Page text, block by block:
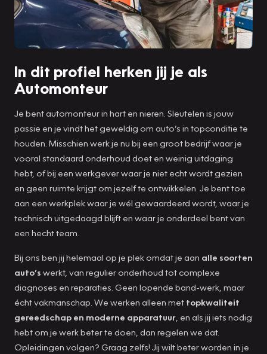
In dit profiel herken jij je als
Automonteur
Je bent automonteur in hart en nieren. Sleutelen is jouw
passie en je vindt het geweldig om auto’s in topconditie te
houden. Misschien werk je nu bij een groot bedrijf waar je
vooral standaard onderhoud doet en weinig uitdaging
hebt, of bij een werkgever waar je niet echt wordt gezien
en geen ruimte krijgt om jezelf te ontwikkelen. Je bent toe
aan een werkplek waar je wél gewaardeerd wordt, waar je
technisch uitgedaagd blijft en waar je onderdeel bent van
een hecht team.
Bij ons ben jij helemaal op je plek omdat je aan alle soorten
auto’s werkt, van regulier onderhoud tot complexe
diagnoses en reparaties. Geen lopende band-werk, maar
écht vakmanschap. We werken alleen met topkwaliteit
gereedschap en moderne apparatuur , en als jij iets nodig
hebt om je werk beter te doen, dan regelen we dat.
Opleidingen volgen? Graag zelfs! Jij wilt beter worden in je